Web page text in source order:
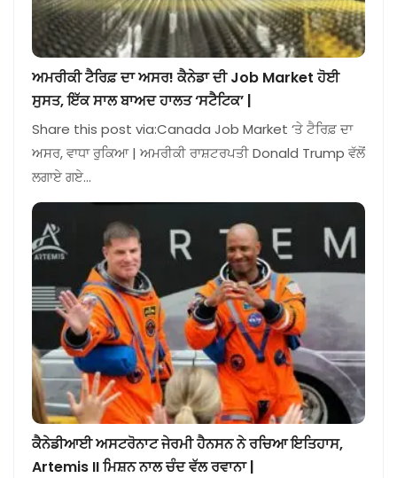
ਅਮਰੀਕੀ ਟੈਰਿਫ਼ ਦਾ ਅਸਰ! ਕੈਨੇਡਾ ਦੀ Job Market ਹੋਈ
ਸੁਸਤ, ਇੱਕ ਸਾਲ ਬਾਅਦ ਹਾਲਤ ‘ਸਟੈਟਿਕ’ |
Share this post via:Canada Job Market ‘ਤੇ ਟੈਰਿਫ਼ ਦਾ
ਅਸਰ, ਵਾਧਾ ਰੁਕਿਆ | ਅਮਰੀਕੀ ਰਾਸ਼ਟਰਪਤੀ Donald Trump ਵੱਲੋਂ
ਲਗਾਏ ਗਏ…
ਕੈਨੇਡੀਆਈ ਅਸਟਰੋਨਾਟ ਜੇਰਮੀ ਹੈਨਸਨ ਨੇ ਰਚਿਆ ਇਤਿਹਾਸ,
Artemis II ਮਿਸ਼ਨ ਨਾਲ ਚੰਦ ਵੱਲ ਰਵਾਨਾ |